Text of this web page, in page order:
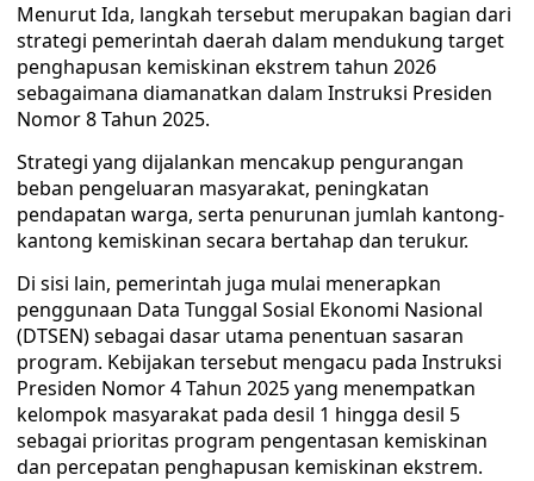
Menurut Ida, langkah tersebut merupakan bagian dari
strategi pemerintah daerah dalam mendukung target
penghapusan kemiskinan ekstrem tahun 2026
sebagaimana diamanatkan dalam Instruksi Presiden
Nomor 8 Tahun 2025.
Strategi yang dijalankan mencakup pengurangan
beban pengeluaran masyarakat, peningkatan
pendapatan warga, serta penurunan jumlah kantong-
kantong kemiskinan secara bertahap dan terukur.
Di sisi lain, pemerintah juga mulai menerapkan
penggunaan Data Tunggal Sosial Ekonomi Nasional
(DTSEN) sebagai dasar utama penentuan sasaran
program. Kebijakan tersebut mengacu pada Instruksi
Presiden Nomor 4 Tahun 2025 yang menempatkan
kelompok masyarakat pada desil 1 hingga desil 5
sebagai prioritas program pengentasan kemiskinan
dan percepatan penghapusan kemiskinan ekstrem.